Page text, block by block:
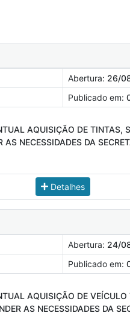
Abertura: 26/
Publicado em:
AQUISIÇÃO DE TINTAS,
NECESSIDADES DA
Detalhes
Abertura: 24/
Publicado em:
AQUISIÇÃO DE
AS NECESSIDADES DA